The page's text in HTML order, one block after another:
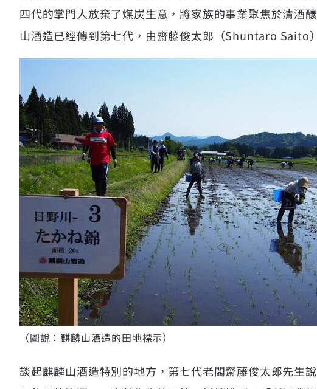
四代的掌門人放棄了煤炭生意，將家族的事業聚焦於清
山酒造已經傳到第七代，由齋藤俊太郎（Shuntaro Saito
（圖說：麒麟山酒造的田地標示）
談起麒麟山酒造特別的地方，第七代老闆齋藤俊太郎先生